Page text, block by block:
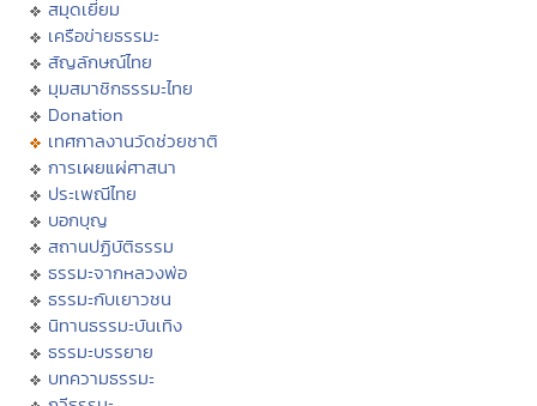
สมุดเยี่ยม
เครือข่ายธรรมะ
สัญลักษณ์ไทย
มุมสมาชิกธรรมะไทย
Donation
เทศกาลงานวัดช่วยชาติ
การเผยแผ่ศาสนา
ประเพณีไทย
บอกบุญ
สถานปฏิบัติธรรม
ธรรมะจากหลวงพ่อ
ธรรมะกับเยาวชน
นิทานธรรมะบันเทิง
ธรรมะบรรยาย
บทความธรรมะ